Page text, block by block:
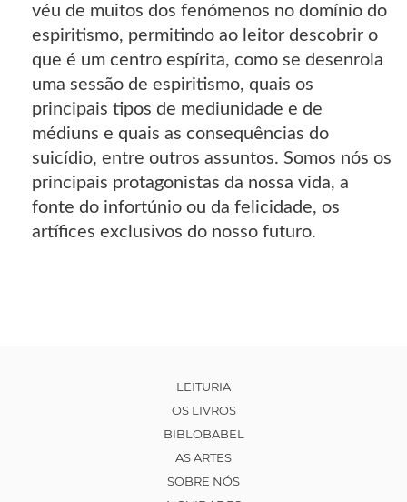
véu de muitos dos fenómenos no domínio do
espiritismo, permitindo ao leitor descobrir o
que é um centro espírita, como se desenrola
uma sessão de espiritismo, quais os
principais tipos de mediunidade e de
médiuns e quais as consequências do
suicídio, entre outros assuntos. Somos nós os
principais protagonistas da nossa vida, a
fonte do infortúnio ou da felicidade, os
artífices exclusivos do nosso futuro.
LEITURIA
OS LIVROS
BIBLOBABEL
AS ARTES
SOBRE NÓS